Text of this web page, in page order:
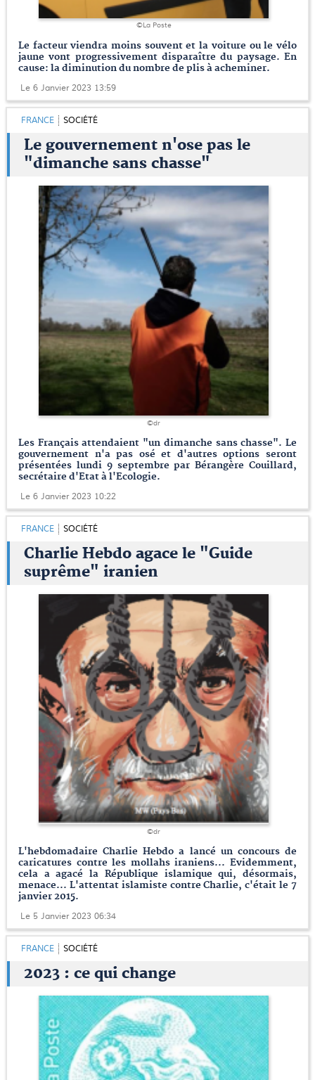
©La Poste
Le facteur viendra moins souvent et la voiture ou le vélo
jaune vont progressivement disparaître du paysage. En
cause: la diminution du nombre de plis à acheminer.
Le 6 Janvier 2023 13:59
FRANCE SOCIÉTÉ
Le gouvernement n'ose pas le
"dimanche sans chasse"
©dr
Les Français attendaient "un dimanche sans chasse". Le
gouvernement n'a pas osé et d'autres options seront
présentées lundi 9 septembre par Bérangère Couillard,
secrétaire d'Etat à l'Ecologie.
Le 6 Janvier 2023 10:22
FRANCE SOCIÉTÉ
Charlie Hebdo agace le "Guide
suprême" iranien
©dr
L'hebdomadaire Charlie Hebdo a lancé un concours de
caricatures contre les mollahs iraniens... Evidemment,
cela a agacé la République islamique qui, désormais,
menace... L'attentat islamiste contre Charlie, c'était le 7
janvier 2015.
Le 5 Janvier 2023 06:34
FRANCE SOCIÉTÉ
2023 : ce qui change